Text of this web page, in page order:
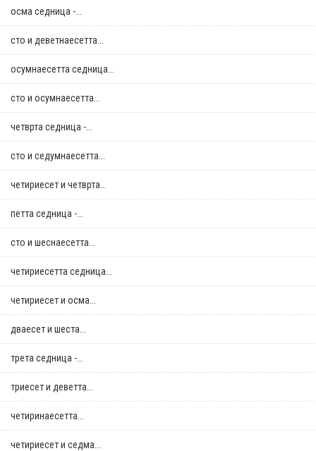
осма седница -...
сто и деветнаесетта...
осумнaесетта седница...
сто и осумнaесетта...
четврта седница -...
сто и седумнаесетта...
четириесет и четврта...
петта седница -...
сто и шеснаесетта...
четириесетта седница...
четириесет и осма...
дваесет и шеста...
трета седница -...
триесет и деветта...
четиринаесетта...
четириесет и седма...